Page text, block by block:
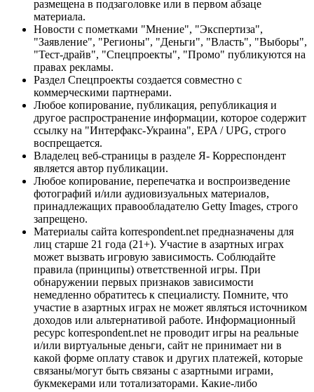
размещена в подзаголовке или в первом абзаце
материала.
Новости с пометками "Мнение", "Экспертиза",
"Заявление", "Регионы", "Деньги", "Власть", "Выборы",
"Тест-драйв", "Спецпроекты", "Промо" публикуются на
правах рекламы.
Раздел Спецпроекты создается совместно с
коммерческими партнерами.
Любое копирование, публикация, републикация и
другое распространение информации, которое содержит
ссылку на "Интерфакс-Украина", EPA / UPG, строго
воспрещается.
Владелец веб-страницы в разделе Я- Корреспондент
является автор публикации.
Любое копирование, перепечатка и воспроизведение
фотографий и/или аудиовизуальных материалов,
принадлежащих правообладателю Getty Images, строго
запрещено.
Материалы сайта korrespondent.net предназначены для
лиц старше 21 года (21+). Участие в азартных играх
может вызвать игровую зависимость. Соблюдайте
правила (принципы) ответственной игры. При
обнаружении первых признаков зависимости
немедленно обратитесь к специалисту. Помните, что
участие в азартных играх не может являться источником
доходов или альтернативой работе. Информационный
ресурс korrespondent.net не проводит игры на реальные
и/или виртуальные деньги, сайт не принимает ни в
какой форме оплату ставок и других платежей, которые
связаны/могут быть связаны с азартными играми,
букмекерами или тотализаторами. Какие-либо